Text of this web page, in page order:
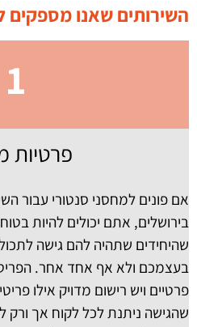
השירותים שאנו מספקים
1
פרטיות
אם פונים למחסני סנטורי עבור
בירושלים, אתם יכולים להיות
שהיחידים שתהיה להם גישה
בעצמכם ולא אף אחד אחר.
פרטיים ויש רישום מדויק אילו
שהגישה ניתנת לכל לקוח אך ורק